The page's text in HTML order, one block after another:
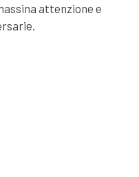
attenzione e